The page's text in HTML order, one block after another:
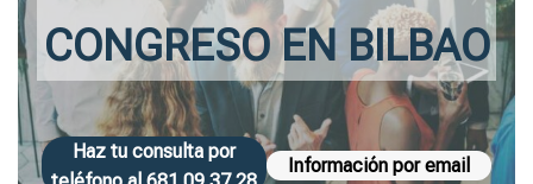
CONGRESO EN BILBAO
Haz tu consulta por
Información por email